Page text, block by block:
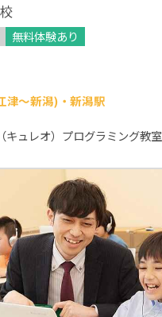
無料体験あり
津～新潟)・新潟駅
キュレオ）プログラミング教室